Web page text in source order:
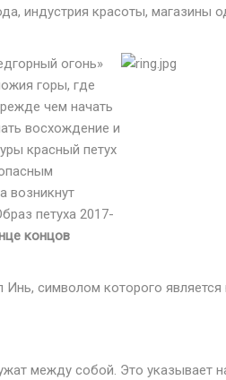
индустрия красоты, магазины
огонь»
горы, где
чем начать
восхождение и
красный петух
возникнут
петуха 2017-
концов
Инь, символом которого
между собой. Это указывает